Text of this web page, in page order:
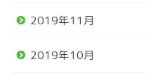
2019年11月
2019年10月